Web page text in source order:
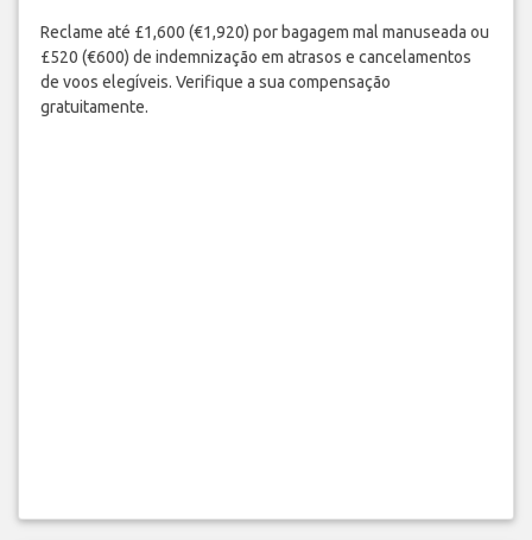
Reclame até £1,600 (€1,920) por bagagem mal manuseada ou
£520 (€600) de indemnização em atrasos e cancelamentos
de voos elegíveis. Verifique a sua compensação
gratuitamente.